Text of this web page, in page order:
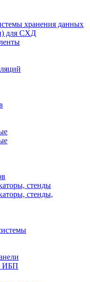
хранения данных
для СХД
стенды
стенды,
ИБП